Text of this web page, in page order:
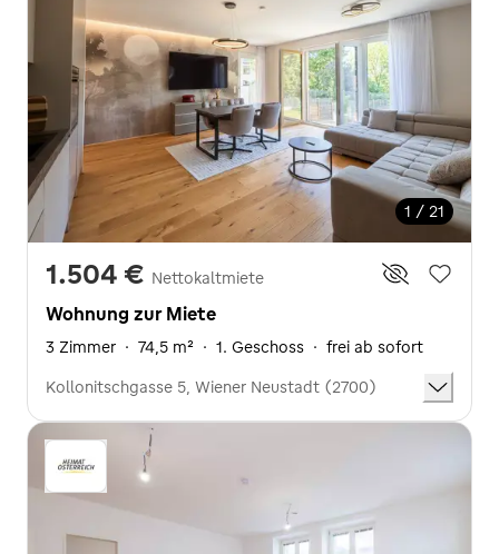
1 / 21
1.504 € Nettokaltmiete
Wohnung zur Miete
3 Zimmer · 74,5 m² · 1. Geschoss · frei ab sofort
Kollonitschgasse 5, Wiener Neustadt (2700)